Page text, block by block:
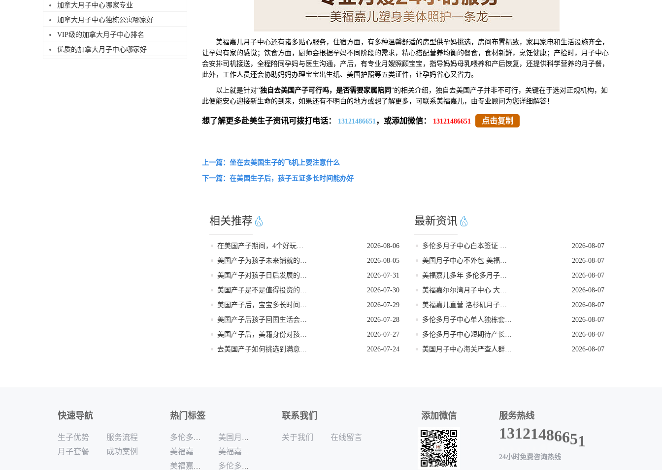
加拿大月子中心哪家专业
加拿大月子中心独栋公寓哪家好
VIP级的加拿大月子中心排名
优质的加拿大月子中心哪家好
美福嘉儿月子中心还有诸多贴心服务，住宿方面，有多种温馨舒适的房型供孕妈挑选，房间布置精致，家具家电和生活设施齐全，
让孕妈有家的感觉；饮食方面，厨师会根据孕妈不同阶段的需求，精心搭配营养均衡的餐食，食材新鲜，烹饪健康；产检时，月子中心
会安排司机接送，全程陪同孕妈与医生沟通，产后，有专业月嫂照顾宝宝，指导妈妈母乳喂养和产后恢复，还提供科学营养的月子餐，
此外，工作人员还会协助妈妈办理宝宝出生纸、美国护照等五类证件，让孕妈省心又省力。
以上就是针对“独自去美国产子可行吗，是否需要家属陪同”的相关介绍，独自去美国产子并非不可行，关键在于选对正规机构，如
此便能安心迎接新生命的到来，如果还有不明白的地方或想了解更多，可联系美福嘉儿，由专业顾问为您详细解答！
想了解更多赴美生子资讯可拨打电话： 13121486651，或添加微信： 13121486651 点击复制
上一篇：坐在去美国生子的飞机上要注意什么
下一篇：在美国生子后，孩子五证多长时间能办好
相关推荐
在美国产子期间，4个好玩的低强度打卡地
2026-08-06
美国产子为孩子未来铺就的多元发展路径
2026-08-05
美国产子对孩子日后发展的核心影响力
2026-07-31
美国产子是不是值得投资的选择
2026-07-30
美国产子后，宝宝多长时间能拿到美籍身份
2026-07-29
美国产子后孩子回国生活会影响美籍身份吗
2026-07-28
美国产子后，美籍身份对孩子的实际好处
2026-07-27
去美国产子如何挑选到满意的医院
2026-07-24
最新资讯
多伦多月子中心白本签证 美福嘉儿提升过签
2026-08-07
美国月子中心不外包 美福嘉儿三十年老牌
2026-08-07
美福嘉儿多年 多伦多月子中心加宝护照续签
2026-08-07
美福嘉尔尔湾月子中心 大龄孕妈医疗保障足
2026-08-07
美福嘉儿直营 洛杉矶月子餐营养定制
2026-08-07
多伦多月子中心单人独栋套房私密性极强
2026-08-07
多伦多月子中心短期待产长期受益真实解读
2026-08-07
美国月子中心海关严查人群特征提前规避
2026-08-07
快速导航
生子优势
服务流程
月子套餐
成功案例
热门标签
多伦多月子中心白本签证 美福嘉儿提升过签
美国月子中心不外包 美福嘉儿三十年老牌
美福嘉儿多年 多伦多月子中心加宝护照续签
美福嘉尔尔湾月子中心 大龄孕妈医疗保障足
美福嘉儿直营 洛杉矶月子餐营养定制
多伦多月子中心单人独栋套房私密性极强
联系我们
关于我们 在线留言
添加微信 服务热线
13121486651
24小时免费咨询热线